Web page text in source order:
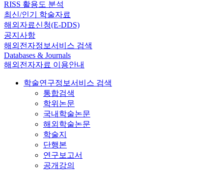
RISS 활용도 분석
최신/인기 학술자료
해외자료신청(E-DDS)
공지사항
해외전자정보서비스 검색
Databases & Journals
해외전자자료 이용안내
학술연구정보서비스 검색
통합검색
학위논문
국내학술논문
해외학술논문
학술지
단행본
연구보고서
공개강의